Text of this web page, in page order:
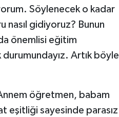
Söylenecek o kadar
nasıl gidiyoruz? Bunun
önemlisi eğitim
Artık böyle
öğretmen, babam
eşitliği sayesinde parasız